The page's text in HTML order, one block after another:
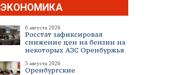
ЭКОНОМИКА
6 августа 2026
Росстат зафиксировал
снижение цен на бензин на
некоторых АЗС Оренбуржья
5 августа 2026
Оренбургские